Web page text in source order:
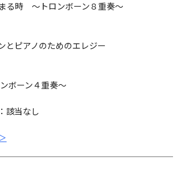
る時 ～トロンボーン８重奏～
とピアノのためのエレジー
ボーン４重奏～
該当なし